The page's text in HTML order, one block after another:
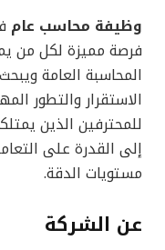
وظيفة محاسب عام
فرصة مميزة لكل من
المحاسبة العامة
الاستقرار والتطور
للمحترفين الذين
إلى القدرة على
مستويات الدقة.
عن الشركة